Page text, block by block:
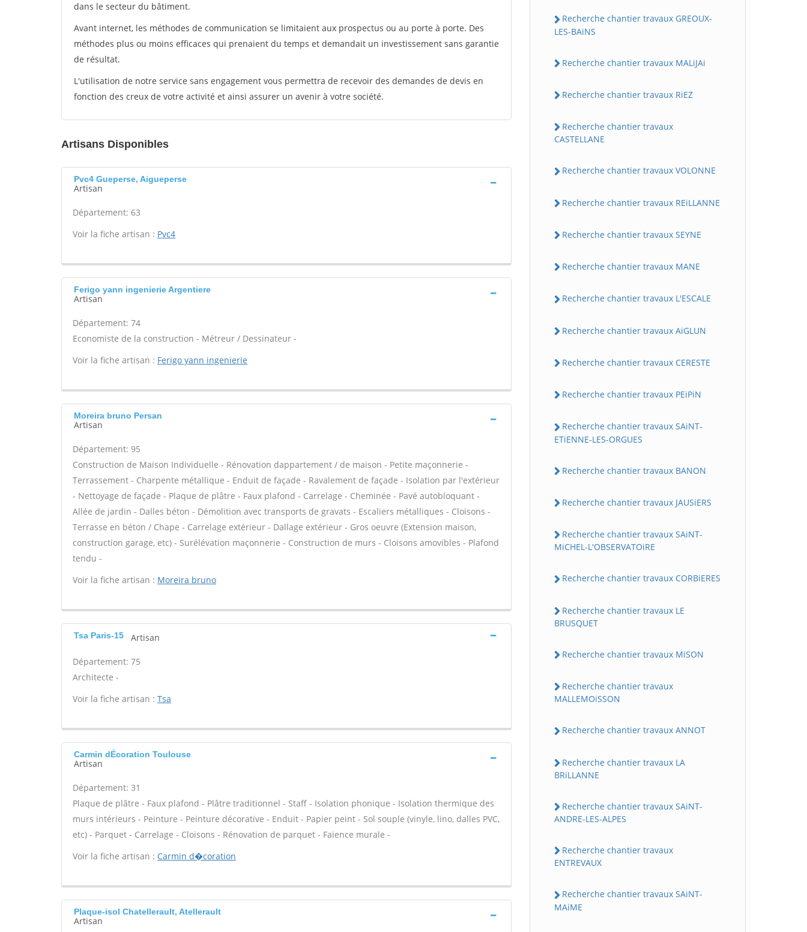
dans le secteur du bâtiment.
Avant internet, les méthodes de communication se limitaient aux prospectus ou au porte à porte. Des
méthodes plus ou moins efficaces qui prenaient du temps et demandait un investissement sans garantie
de résultat.
L'utilisation de notre service sans engagement vous permettra de recevoir des demandes de devis en
fonction des creux de votre activité et ainsi assurer un avenir à votre société.
Artisans Disponibles
Pvc4 Gueperse, Aigueperse
Artisan
Département: 63
Voir la fiche artisan : Pvc4
Ferigo yann ingenierie Argentiere
Artisan
Département: 74
Economiste de la construction - Métreur / Dessinateur -
Voir la fiche artisan : Ferigo yann ingenierie
Moreira bruno Persan
Artisan
Département: 95
Construction de Maison Individuelle - Rénovation dappartement / de maison - Petite maçonnerie -
Terrassement - Charpente métallique - Enduit de façade - Ravalement de façade - Isolation par l'extérieur
- Nettoyage de façade - Plaque de plâtre - Faux plafond - Carrelage - Cheminée - Pavé autobloquant -
Allée de jardin - Dalles béton - Démolition avec transports de gravats - Escaliers métalliques - Cloisons -
Terrasse en béton / Chape - Carrelage extérieur - Dallage extérieur - Gros oeuvre (Extension maison,
construction garage, etc) - Surélévation maçonnerie - Construction de murs - Cloisons amovibles - Plafond
tendu -
Voir la fiche artisan : Moreira bruno
Tsa Paris-15 Artisan
Département: 75
Architecte -
Voir la fiche artisan : Tsa
Carmin dÉcoration Toulouse
Artisan
Département: 31
Plaque de plâtre - Faux plafond - Plâtre traditionnel - Staff - Isolation phonique - Isolation thermique des
murs intérieurs - Peinture - Peinture décorative - Enduit - Papier peint - Sol souple (vinyle, lino, dalles PVC,
etc) - Parquet - Carrelage - Cloisons - Rénovation de parquet - Faïence murale -
Voir la fiche artisan : Carmin d�coration
Plaque-isol Chatellerault, Atellerault
Artisan
Recherche chantier travaux GREOUX-
LES-BAiNS
Recherche chantier travaux MALiJAi
Recherche chantier travaux RiEZ
Recherche chantier travaux
CASTELLANE
Recherche chantier travaux VOLONNE
Recherche chantier travaux REiLLANNE
Recherche chantier travaux SEYNE
Recherche chantier travaux MANE
Recherche chantier travaux L'ESCALE
Recherche chantier travaux AiGLUN
Recherche chantier travaux CERESTE
Recherche chantier travaux PEiPiN
Recherche chantier travaux SAiNT-
ETiENNE-LES-ORGUES
Recherche chantier travaux BANON
Recherche chantier travaux JAUSiERS
Recherche chantier travaux SAiNT-
MiCHEL-L'OBSERVATOiRE
Recherche chantier travaux CORBiERES
Recherche chantier travaux LE
BRUSQUET
Recherche chantier travaux MiSON
Recherche chantier travaux
MALLEMOiSSON
Recherche chantier travaux ANNOT
Recherche chantier travaux LA
BRiLLANNE
Recherche chantier travaux SAiNT-
ANDRE-LES-ALPES
Recherche chantier travaux
ENTREVAUX
Recherche chantier travaux SAiNT-
MAiME